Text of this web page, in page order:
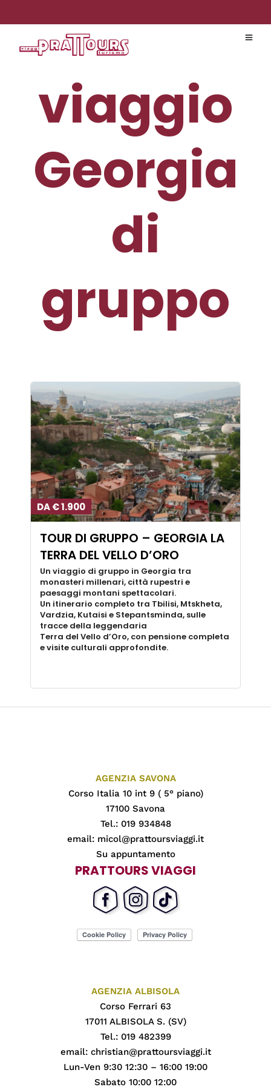
viaggio
Georgia
di
gruppo
DA € 1.900
TOUR DI GRUPPO – GEORGIA LA
TERRA DEL VELLO D’ORO
Un viaggio di gruppo in Georgia tra
monasteri millenari, città rupestri e
paesaggi montani spettacolari.
Un itinerario completo tra Tbilisi, Mtskheta,
Vardzia, Kutaisi e Stepantsminda, sulle
tracce della leggendaria
Terra del Vello d’Oro, con pensione completa
e visite culturali approfondite.
AGENZIA SAVONA
Corso Italia 10 int 9 ( 5° piano)
17100 Savona
Tel.: 019 934848
email: micol@prattoursviaggi.it
Su appuntamento
PRATTOURS VIAGGI
AGENZIA ALBISOLA
Corso Ferrari 63
17011 ALBISOLA S. (SV)
Tel.: 019 482399
email: christian@prattoursviaggi.it
Lun-Ven 9:30 12:30 – 16:00 19:00
Sabato 10:00 12:00